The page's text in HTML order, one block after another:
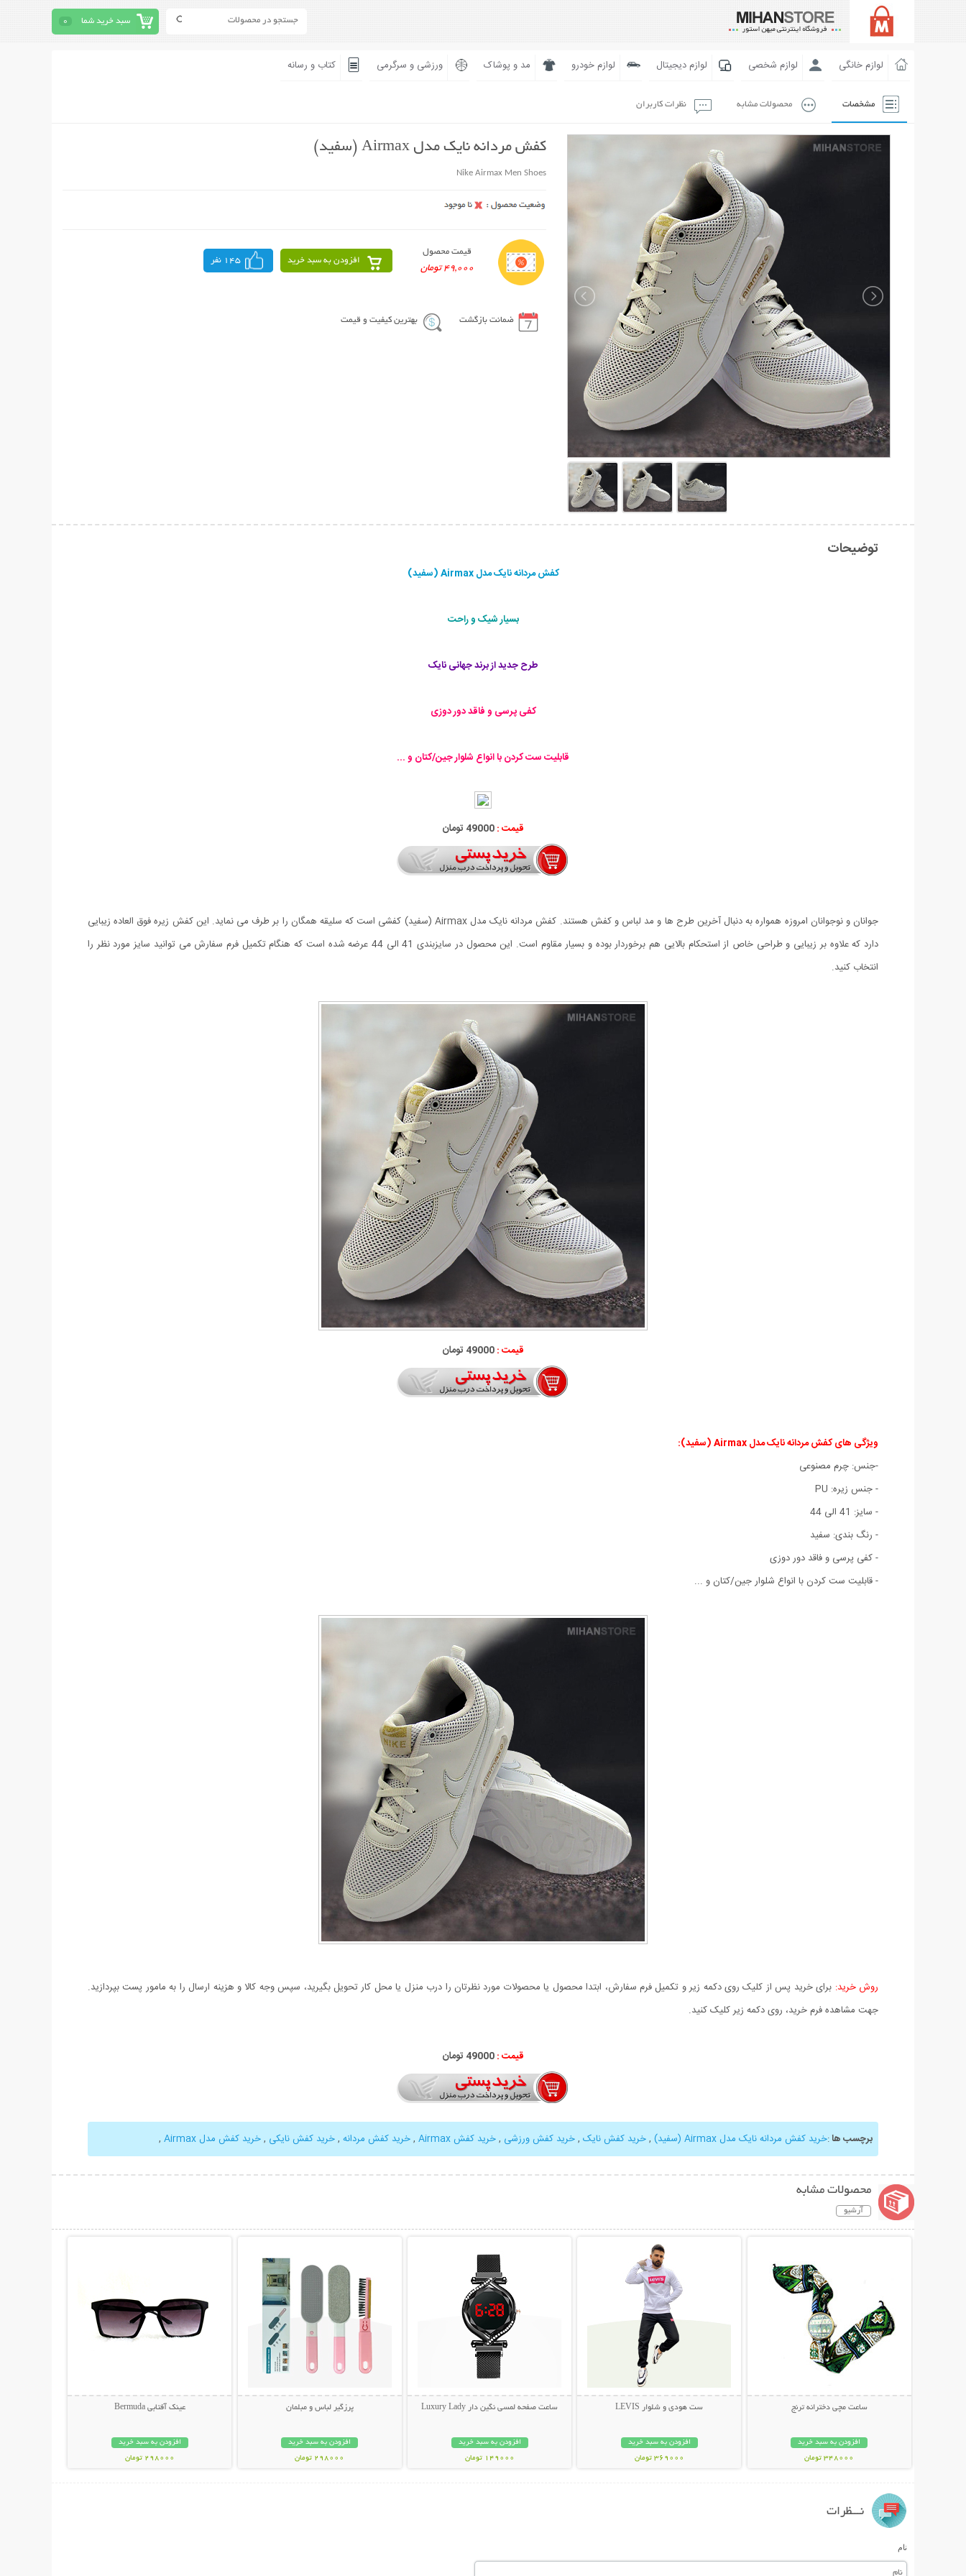
سبد خرید شما 0
لوازم خانگی لوازم شخصی لوازم دیجیتال لوازم خودرو مد و پوشاک ورزشی و سرگرمی کتاب و رسانه
مشخصات محصولات مشابه نظرات کاربران
کفش مردانه نایک مدل Airmax (سفید)
Nike Airmax Men Shoes
قیمت محصول
49,000 تومان
افزودن به سبد خرید 145 نفر
ضمانت بازگشت بهترین کیفیت و قیمت
توضیحات
کفش مردانه نایک مدل Airmax (سفید)
بسیار شیک و راحت
طرح جدید از برند جهانی نایک
کفی پرسی و فاقد دور دوزی
قابلیت ست کردن با انواع شلوار جین/کتان و ...
قیمت :49000 تومان
جوانان و نوجوانان امروزه همواره به دنبال آخرین طرح ها و مد لباس و کفش هستند. کفش مردانه نایک مدل Airmax (سفید) کفشی است که سلیقه همگان را بر طرف می نماید. این کفش زیره فوق العاده زیبایی
دارد که علاوه بر زیبایی و طراحی خاص از استحکام بالایی هم برخوردار بوده و بسیار مقاوم است. این محصول در سایزبندی 41 الی 44 عرضه شده است که هنگام تکمیل فرم سفارش می توانید سایز مورد نظر را
انتخاب کنید.
قیمت :49000 تومان
ویژگی های کفش مردانه نایک مدل Airmax (سفید):
-جنس: چرم مصنوعی
- جنس زیره: PU
- سایز: 41 الی 44
- رنگ بندی: سفید
- کفی پرسی و فاقد دور دوزی
- قابلیت ست کردن با انواع شلوار جین/کتان و ...
روش خرید: برای خرید پس از کلیک روی دکمه زیر و تکمیل فرم سفارش، ابتدا محصول یا محصولات مورد نظرتان را درب منزل یا محل کار تحویل بگیرید، سپس وجه کالا و هزینه ارسال را به مامور پست بپردازید.
جهت مشاهده فرم خرید، روی دکمه زیر کلیک کنید.
قیمت :49000 تومان
برچسب ها:خرید کفش مردانه نایک مدل Airmax (سفید) ,خرید کفش نایک ,خرید کفش ورزشی ,خرید کفش Airmax ,خرید کفش مردانه ,خرید کفش نایکی ,خرید کفش مدل Airmax ,
محصولات مشابه
آرشیو
ساعت مچی دخترانه ترنج
افزودن به سبد خرید
348000 تومان
ست هودی و شلوار LEVIS
افزودن به سبد خرید
369000 تومان
ساعت صفحه لمسی نگین دار Luxury Lady
افزودن به سبد خرید
149000 تومان
پرزگیر لباس و مبلمان
افزودن به سبد خرید
298000 تومان
عینک آفتابی Bermuda
افزودن به سبد خرید
298000 تومان
نـــظرات
نام